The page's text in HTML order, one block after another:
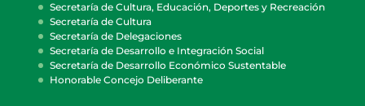
Secretaría de Cultura, Educación, Deportes y Recreación
Secretaría de Cultura
Secretaría de Delegaciones
Secretaría de Desarrollo e Integración Social
Secretaría de Desarrollo Económico Sustentable
Honorable Concejo Deliberante